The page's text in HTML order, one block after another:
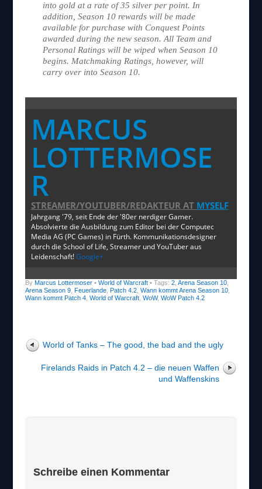
into gold at a rate of 35 silver per point. In
addition, Season 10 rewards will be made
available for purchase with Conquest Points
awarded during the new season. All Team and
Personal Ratings will be wiped when Season 10
begins. Matchmaking Ratings, however, will
carry over into Season 10.
MARCUS
LOTTERMOSE
R
STREAMER/YOUTUBER/REDAKTEURAT MYSELF
Jahrgang '79, seit Ende der '80er nerdiger Gamer.
Absolvierte die Ausbildung zum Editor bei der Computec
Media AG (PC Games) in Fürth. Kommunikationsdesigner
durch die School of Life, Streamer und YouTuber aus
Leidenschaft!Google+
By Marcus Lottermoser• World of Warcraft • Tags: 2, Arena Season 10,
Arena Season 9, Feuerlande, Patch 4.2, Wann kommt Arena Season 10,
Wann kommt Patch 4, World of Warcraft, WoW, WoW Patch 4.2
World of Tanks – The good, the bad and the ugly
Firelands Raids in Patch 4.2 – die neuen Waffen
und Waffenskins
Schreibe einen Kommentar